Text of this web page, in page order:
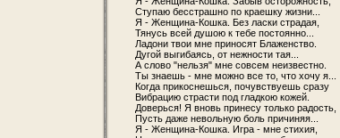
Ступаю бесстрашно по краешку жизни...
Я - Женщина-Кошка. Без ласки страдая,
Тянусь всей душою к тебе постоянно...
Ладони твои мне приносят Блаженство.
Дугой выгибаясь, от нежности тая...
А слово "нельзя" мне совсем неизвестно.
Ты знаешь - мне можно все то, что хочу я...
Когда прикоснешься, почувствуешь сразу
Вибрацию страсти под гладкою кожей.
Доверься! Я вновь принесу только радость,
Пусть даже невольную боль причиняя...
Я - Женщина-Кошка. Игра - мне стихия,